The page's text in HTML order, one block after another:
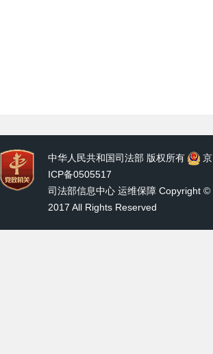
中华人民共和国司法部 版权所有
京
ICP备0505517
司法部信息中心 运维保障 Copyright ©
2017 All Rights Reserved